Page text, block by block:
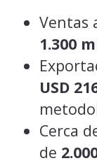
Ventas
1.300
USD
Cerca
de